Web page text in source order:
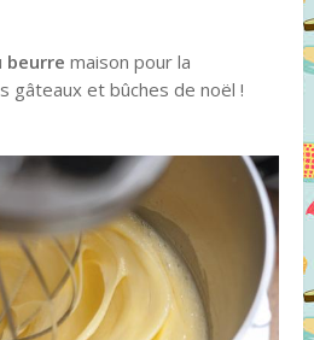
beurre maison pour la
gâteaux et bûches de noël !